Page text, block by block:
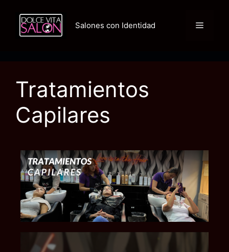
Salones con Identidad
Tratamientos
Capilares